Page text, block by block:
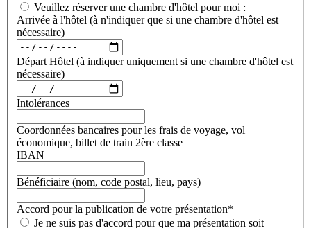
Veuillez réserver une chambre d'hôtel pour moi :
Arrivée à l'hôtel (à n'indiquer que si une chambre d'hôtel est
nécessaire)
Départ Hôtel (à indiquer uniquement si une chambre d'hôtel est
nécessaire)
Intolérances
Coordonnées bancaires pour les frais de voyage, vol
économique, billet de train 2ère classe
IBAN
Bénéficiaire (nom, code postal, lieu, pays)
Accord pour la publication de votre présentation*